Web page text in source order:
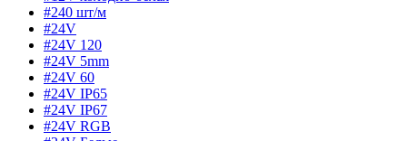
#240 шт/м
#24V
#24V 120
#24V 5mm
#24V 60
#24V IP65
#24V IP67
#24V RGB